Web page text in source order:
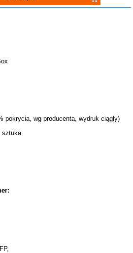
pokrycia, wg producenta, wydruk ciągły)
sztuka